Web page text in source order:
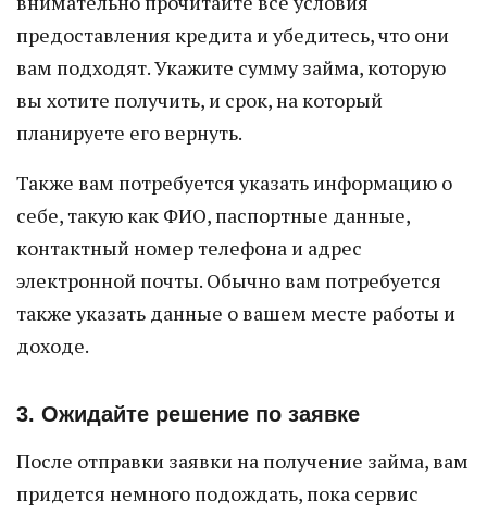
предоставления кредита и убедитесь, что они
вам подходят. Укажите сумму займа, которую
вы хотите получить, и срок, на который
планируете его вернуть.
Также вам потребуется указать информацию о
себе, такую как ФИО, паспортные данные,
контактный номер телефона и адрес
электронной почты. Обычно вам потребуется
также указать данные о вашем месте работы и
доходе.
3. Ожидайте решение по заявке
После отправки заявки на получение займа, вам
придется немного подождать, пока сервис